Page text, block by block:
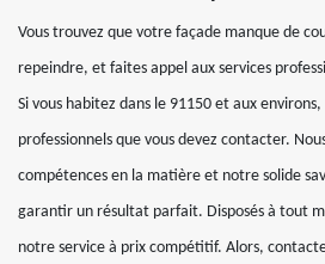
Vous trouvez que votre façade manque de
repeindre, et faites appel aux services
Si vous habitez dans le 91150 et aux environs,
professionnels que vous devez contacter.
compétences en la matière et notre solide
garantir un résultat parfait. Disposés à tout
notre service à prix compétitif. Alors,